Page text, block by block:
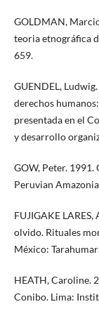
GOLDMAN,
teoria etnográfica
659.
GUENDEL,
derechos
presentada en el
y desarrollo
GOW, Peter.
Peruvian
FUJIGAKE
olvido. Rituales
México:
HEATH, Caroline.
Conibo. Lima: